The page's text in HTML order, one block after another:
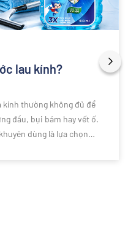
lau kính?
kính thường không đủ để
đầu, bụi bám hay vết ố.
dùng là lựa chọn